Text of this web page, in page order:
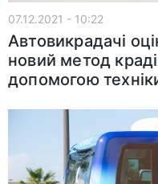
07.12.2021 - 10:22
Автовикрадачі
новий метод
допомогою